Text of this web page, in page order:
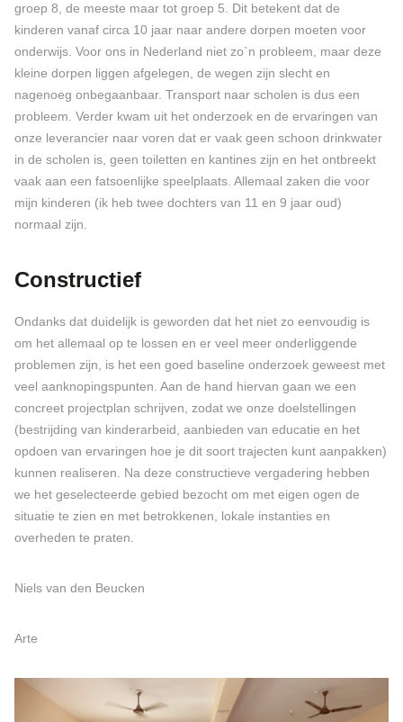
groep 8, de meeste maar tot groep 5. Dit betekent dat de
kinderen vanaf circa 10 jaar naar andere dorpen moeten voor
onderwijs. Voor ons in Nederland niet zo`n probleem, maar deze
kleine dorpen liggen afgelegen, de wegen zijn slecht en
nagenoeg onbegaanbaar. Transport naar scholen is dus een
probleem. Verder kwam uit het onderzoek en de ervaringen van
onze leverancier naar voren dat er vaak geen schoon drinkwater
in de scholen is, geen toiletten en kantines zijn en het ontbreekt
vaak aan een fatsoenlijke speelplaats. Allemaal zaken die voor
mijn kinderen (ik heb twee dochters van 11 en 9 jaar oud)
normaal zijn.
Constructief
Ondanks dat duidelijk is geworden dat het niet zo eenvoudig is
om het allemaal op te lossen en er veel meer onderliggende
problemen zijn, is het een goed baseline onderzoek geweest met
veel aanknopingspunten. Aan de hand hiervan gaan we een
concreet projectplan schrijven, zodat we onze doelstellingen
(bestrijding van kinderarbeid, aanbieden van educatie en het
opdoen van ervaringen hoe je dit soort trajecten kunt aanpakken)
kunnen realiseren. Na deze constructieve vergadering hebben
we het geselecteerde gebied bezocht om met eigen ogen de
situatie te zien en met betrokkenen, lokale instanties en
overheden te praten.
Niels van den Beucken
Arte